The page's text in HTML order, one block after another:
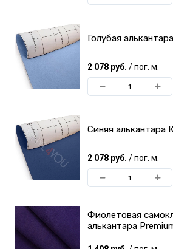
Голубая
2 078 руб. / пог. м.
Синяя алькантара
2 078 руб. / пог. м.
Фиолетовая
алькантара